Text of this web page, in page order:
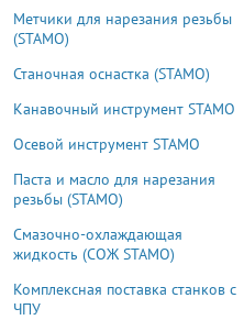
Метчики для нарезания резьбы
(STAMO)
Станочная оснастка (STAMO)
Канавочный инструмент STAMO
Осевой инструмент STAMO
Паста и масло для нарезания
резьбы (STAMO)
Смазочно-охлаждающая
жидкость (СОЖ STAMO)
Комплексная поставка станков с
ЧПУ